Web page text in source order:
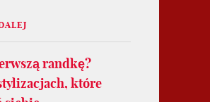
randkę?
które